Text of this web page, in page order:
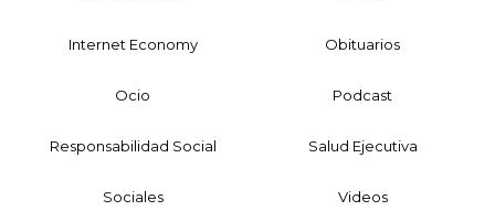
Internet Economy Obituarios
Ocio Podcast
Responsabilidad Social Salud Ejecutiva
Sociales Videos